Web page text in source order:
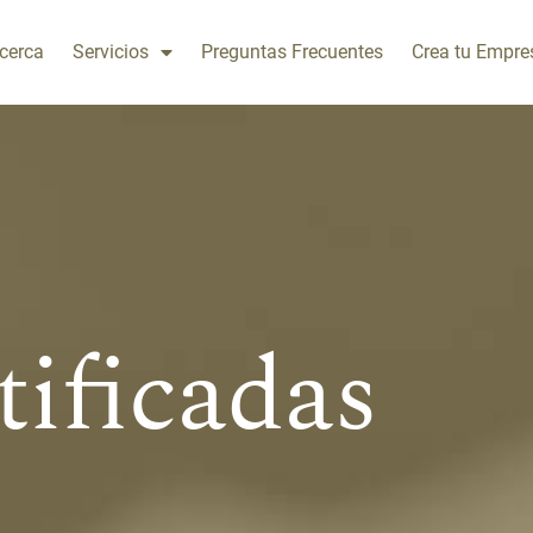
Servicios Preguntas Frecuentes Crea tu